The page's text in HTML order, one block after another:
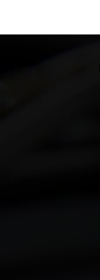
₪1,061.20.
₪900.00.